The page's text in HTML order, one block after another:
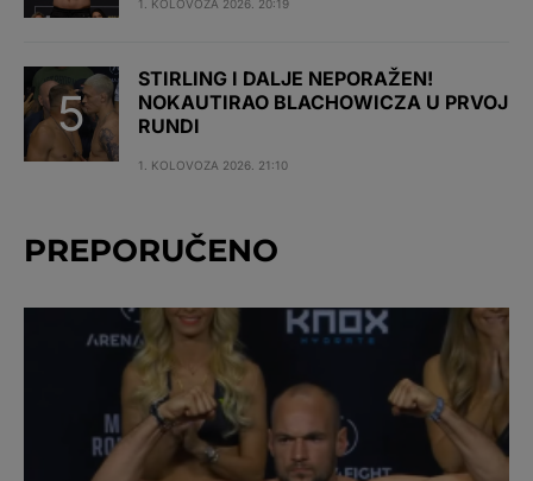
1. KOLOVOZA 2026. 20:19
STIRLING I DALJE NEPORAŽEN!
NOKAUTIRAO BLACHOWICZA U PRVOJ
RUNDI
1. KOLOVOZA 2026. 21:10
PREPORUČENO